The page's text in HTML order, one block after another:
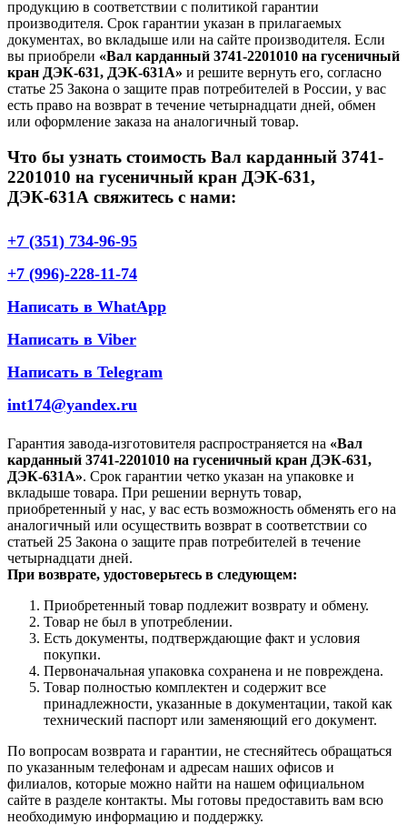
продукцию в соответствии с политикой гарантии
производителя. Срок гарантии указан в прилагаемых
документах, во вкладыше или на сайте производителя. Если
вы приобрели «Вал карданный 3741-2201010 на гусеничный
кран ДЭК-631, ДЭК-631А» и решите вернуть его, согласно
статье 25 Закона о защите прав потребителей в России, у вас
есть право на возврат в течение четырнадцати дней, обмен
или оформление заказа на аналогичный товар.
Что бы узнать стоимость Вал карданный 3741-
2201010 на гусеничный кран ДЭК-631,
ДЭК-631А свяжитесь с нами:
+7 (351) 734-96-95
+7 (996)-228-11-74
Написать в WhatApp
Написать в Viber
Написать в Telegram
int174@yandex.ru
Гарантия завода-изготовителя распространяется на «Вал
карданный 3741-2201010 на гусеничный кран ДЭК-631,
ДЭК-631А». Срок гарантии четко указан на упаковке и
вкладыше товара. При решении вернуть товар,
приобретенный у нас, у вас есть возможность обменять его на
аналогичный или осуществить возврат в соответствии со
статьей 25 Закона о защите прав потребителей в течение
четырнадцати дней.
При возврате, удостоверьтесь в следующем:
Приобретенный товар подлежит возврату и обмену.
Товар не был в употреблении.
Есть документы, подтверждающие факт и условия
покупки.
Первоначальная упаковка сохранена и не повреждена.
Товар полностью комплектен и содержит все
принадлежности, указанные в документации, такой как
технический паспорт или заменяющий его документ.
По вопросам возврата и гарантии, не стесняйтесь обращаться
по указанным телефонам и адресам наших офисов и
филиалов, которые можно найти на нашем официальном
сайте в разделе контакты. Мы готовы предоставить вам всю
необходимую информацию и поддержку.